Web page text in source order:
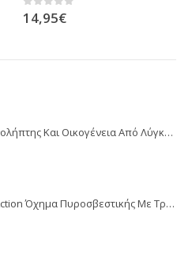
0 out of 5
14,95€
Playmobil Εικονολήπτης Και Οικογένεια Από Λύγκες 5561
Playmobil City Action Όχημα Πυροσβεστικής Με Τροχαλία Ρυμούλκησης 9466